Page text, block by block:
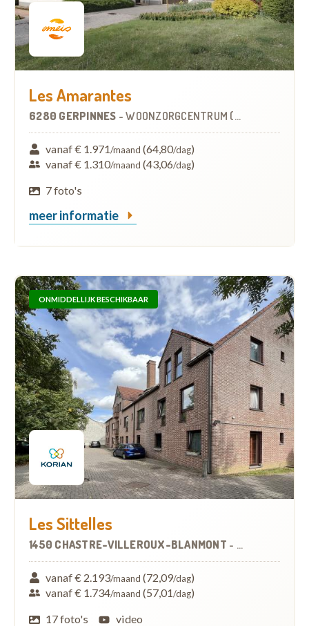
Les Amarantes
6280 GERPINNES -WOONZORGCENTRUM (WZC)
vanaf € 1.971/maand (64,80/dag)
vanaf € 1.310/maand (43,06/dag)
7 foto's
meer informatie
ONMIDDELLIJK BESCHIKBAAR
Les Sittelles
1450 CHASTRE-VILLEROUX-BLANMONT -
vanaf € 2.193/maand (72,09/dag)
vanaf € 1.734/maand (57,01/dag)
17 foto's
video